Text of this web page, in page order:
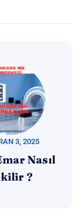
3, 2025
Nasıl
?